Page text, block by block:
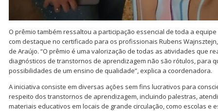
O prêmio também ressaltou a participação essencial de toda a
com destaque no certificado para os profissionais Rubens
de Araújo. “O prêmio é uma valorização de todas as atividades que
diagnósticos de transtornos de aprendizagem não são rótulos, para
possibilidades de um ensino de qualidade”, explica a coordenadora.
A iniciativa consiste em diversas ações sem fins lucrativos para
respeito dos transtornos de aprendizagem, incluindo palestras,
materiais educativos em locais de grande circulação, como escolas e